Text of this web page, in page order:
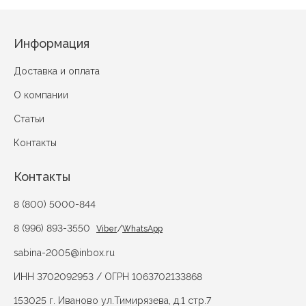
Информация
Доставка и оплата
О компании
Статьи
Контакты
Контакты
8 (800) 5000-844
8 (996) 893-3550 Viber/WhatsApp
sabina-2005@inbox.ru
ИНН 3702092953 / ОГРН 1063702133868
153025 г. Иваново ул.Тимирязева, д.1 стр.7